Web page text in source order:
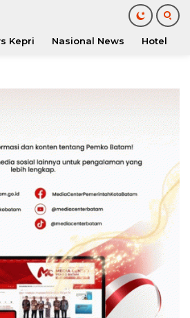
Kepri Nasional News Hotel